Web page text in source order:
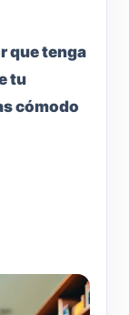
que tenga
tu
cómodo